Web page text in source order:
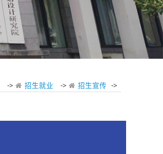
-> 招生就业 -> 招生宣传 ->